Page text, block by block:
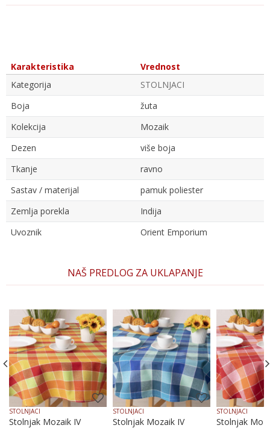
Karakteristika
Vrednost
Kategorija
STOLNJACI
Boja
žuta
Kolekcija
Mozaik
Dezen
više boja
Tkanje
ravno
Sastav / materijal
pamuk poliester
Zemlja porekla
Indija
Uvoznik
Orient Emporium
Poruka
NAŠ PREDLOG ZA UKLAPANJE
STOLNJACI
Stolnjak Mozaik IV
STOLNJACI
Stolnjak Mozaik IV
STOLNJACI
Stolnjak